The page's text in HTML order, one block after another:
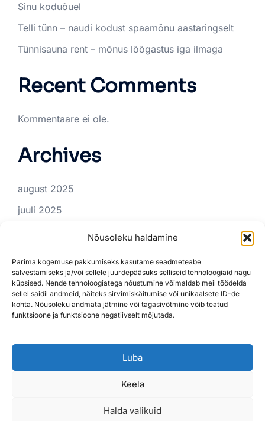
Nõusoleku haldamine
Parima kogemuse pakkumiseks kasutame seadmeteabe
salvestamiseks ja/või sellele juurdepääsuks selliseid tehnoloogiaid nagu
küpsised. Nende tehnoloogiatega nõustumine võimaldab meil töödelda
sellel saidil andmeid, näiteks sirvimiskäitumise või unikaalsete ID-de
kohta. Nõusoleku andmata jätmine või tagasivõtmine võib teatud
funktsioone ja funktsioone negatiivselt mõjutada.
Luba
Keela
Halda valikuid
Sinu koduõuel
Telli tünn – naudi kodust spaamõnu aastaringselt
Tünnisauna rent – mõnus lõõgastus iga ilmaga
Recent Comments
Kommentaare ei ole.
Archives
august 2025
juuli 2025
Categories
Tünnisauna rent